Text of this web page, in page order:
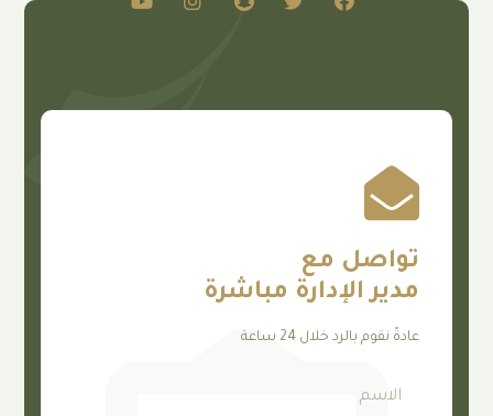
مع
الإدارة مباشرة
بالرد خلال 24 ساعة